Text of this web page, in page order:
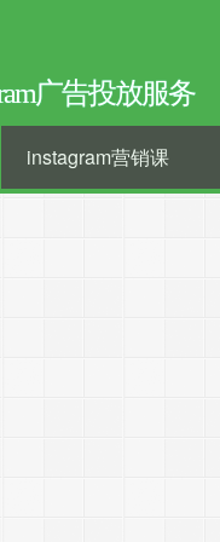
广告投放服务
instagram营销课